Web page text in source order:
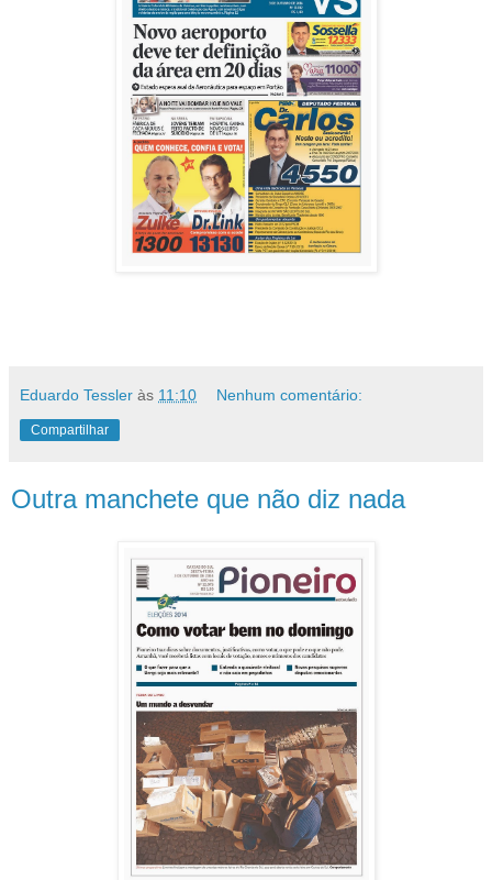
Eduardo Tessler às 11:10 Nenhum comentário:
Compartilhar
Outra manchete que não diz nada